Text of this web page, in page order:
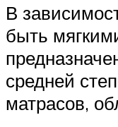
В
быть
средней
матрасов,